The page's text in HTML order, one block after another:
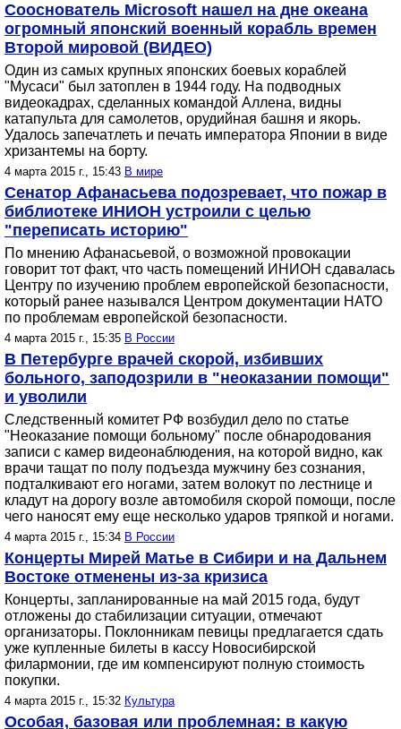
Сооснователь Microsoft нашел на дне океана
огромный японский военный корабль времен
Второй мировой (ВИДЕО)
Один из самых крупных японских боевых кораблей
"Мусаси" был затоплен в 1944 году. На подводных
видеокадрах, сделанных командой Аллена, видны
катапульта для самолетов, орудийная башня и якорь.
Удалось запечатлеть и печать императора Японии в виде
хризантемы на борту.
4 марта 2015 г., 15:43 В мире
Сенатор Афанасьева подозревает, что пожар в
библиотеке ИНИОН устроили с целью
"переписать историю"
По мнению Афанасьевой, о возможной провокации
говорит тот факт, что часть помещений ИНИОН сдавалась
Центру по изучению проблем европейской безопасности,
который ранее назывался Центром документации НАТО
по проблемам европейской безопасности.
4 марта 2015 г., 15:35 В России
В Петербурге врачей скорой, избивших
больного, заподозрили в "неоказании помощи"
и уволили
Следственный комитет РФ возбудил дело по статье
"Неоказание помощи больному" после обнародования
записи с камер видеонаблюдения, на которой видно, как
врачи тащат по полу подъезда мужчину без сознания,
подталкивают его ногами, затем волокут по лестнице и
кладут на дорогу возле автомобиля скорой помощи, после
чего наносят ему еще несколько ударов тряпкой и ногами.
4 марта 2015 г., 15:34 В России
Концерты Мирей Матье в Сибири и на Дальнем
Востоке отменены из-за кризиса
Концерты, запланированные на май 2015 года, будут
отложены до стабилизации ситуации, отмечают
организаторы. Поклонникам певицы предлагается сдать
уже купленные билеты в кассу Новосибирской
филармонии, где им компенсируют полную стоимость
покупки.
4 марта 2015 г., 15:32 Культура
Особая, базовая или проблемная: в какую